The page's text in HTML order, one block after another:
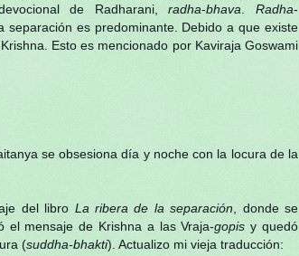
de Radharani,radha-bhava Radha-
separación es predominante. Debido a que existe
Esto es mencionado por Kaviraja Goswami
se obsesiona día y noche con la locura de la
del libro La ribera de la separación , donde se
el mensaje de Krishna a las Vraja-gopis y quedó
(suddha-bhakti). Actualizo mi vieja traducción: